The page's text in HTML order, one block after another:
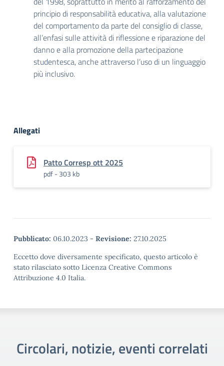
principio di responsabilità educativa, alla valutazione
del comportamento da parte del consiglio di classe,
all’enfasi sulle attività di riflessione e riparazione del
danno e alla promozione della partecipazione
studentesca, anche attraverso l’uso di un linguaggio
più inclusivo.
Allegati
Patto Corresp ott 2025
pdf - 303 kb
Pubblicato: 06.10.2023 - Revisione: 27.10.2025
Eccetto dove diversamente specificato, questo articolo è
stato rilasciato sotto Licenza Creative Commons
Attribuzione 4.0 Italia.
Circolari, notizie, eventi correlati